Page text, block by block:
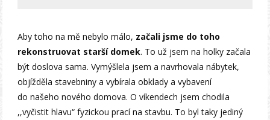
Aby toho na mě nebylo málo, začali jsme do toho
rekonstruovat starší domek. To už jsem na holky začala
být doslova sama. Vymýšlela jsem a navrhovala nábytek,
objížděla stavebniny a vybírala obklady a vybavení
do našeho nového domova. O víkendech jsem chodila
,,vyčistit hlavu“ fyzickou prací na stavbu. To byl taky jediný